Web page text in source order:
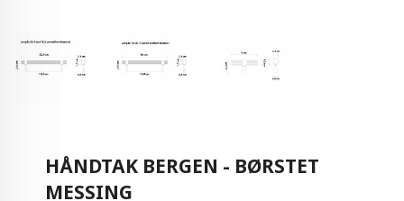
HÅNDTAK BERGEN - BØRSTET
MESSING